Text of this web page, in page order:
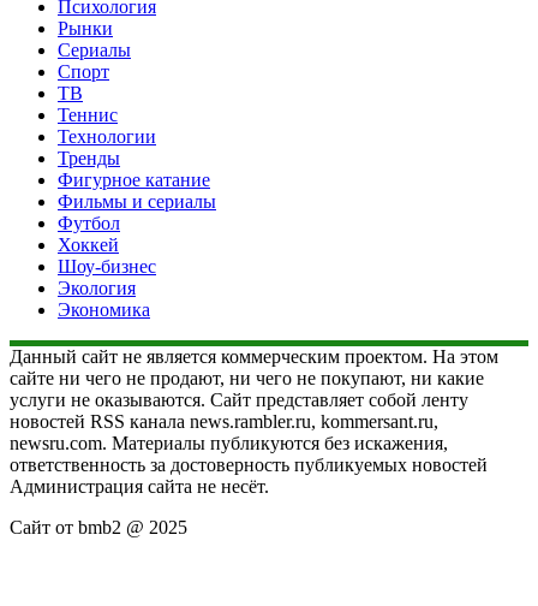
Психология
Рынки
Сериалы
Спорт
ТВ
Теннис
Технологии
Тренды
Фигурное катание
Фильмы и сериалы
Футбол
Хоккей
Шоу-бизнес
Экология
Экономика
Данный сайт не является коммерческим проектом. На этом
сайте ни чего не продают, ни чего не покупают, ни какие
услуги не оказываются. Сайт представляет собой ленту
новостей RSS канала news.rambler.ru, kommersant.ru,
newsru.com. Материалы публикуются без искажения,
ответственность за достоверность публикуемых новостей
Администрация сайта не несёт.
Сайт от bmb2 @ 2025